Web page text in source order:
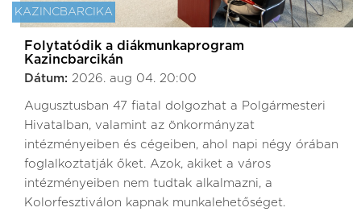
KAZINCBARCIKA
Folytatódik a diákmunkaprogram
Kazincbarcikán
Dátum: 2026. aug 04. 20:00
Augusztusban 47 fiatal dolgozhat a Polgármesteri
Hivatalban, valamint az önkormányzat
intézményeiben és cégeiben, ahol napi négy órában
foglalkoztatják őket. Azok, akiket a város
intézményeiben nem tudtak alkalmazni, a
Kolorfesztiválon kapnak munkalehetőséget.